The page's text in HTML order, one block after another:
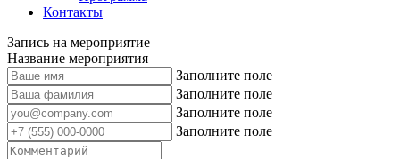
Контакты
Запись на мероприятие
Название мероприятия
Заполните поле
Заполните поле
Заполните поле
Заполните поле